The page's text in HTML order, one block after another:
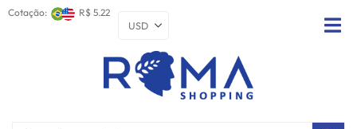
Cotação: R$ 5.22